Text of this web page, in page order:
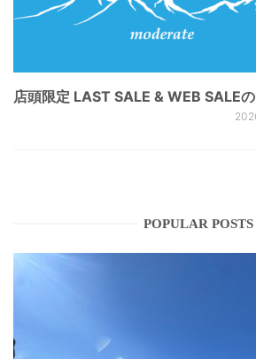
店頭限定 LAST SALE & WEB SALE
POPULAR POSTS